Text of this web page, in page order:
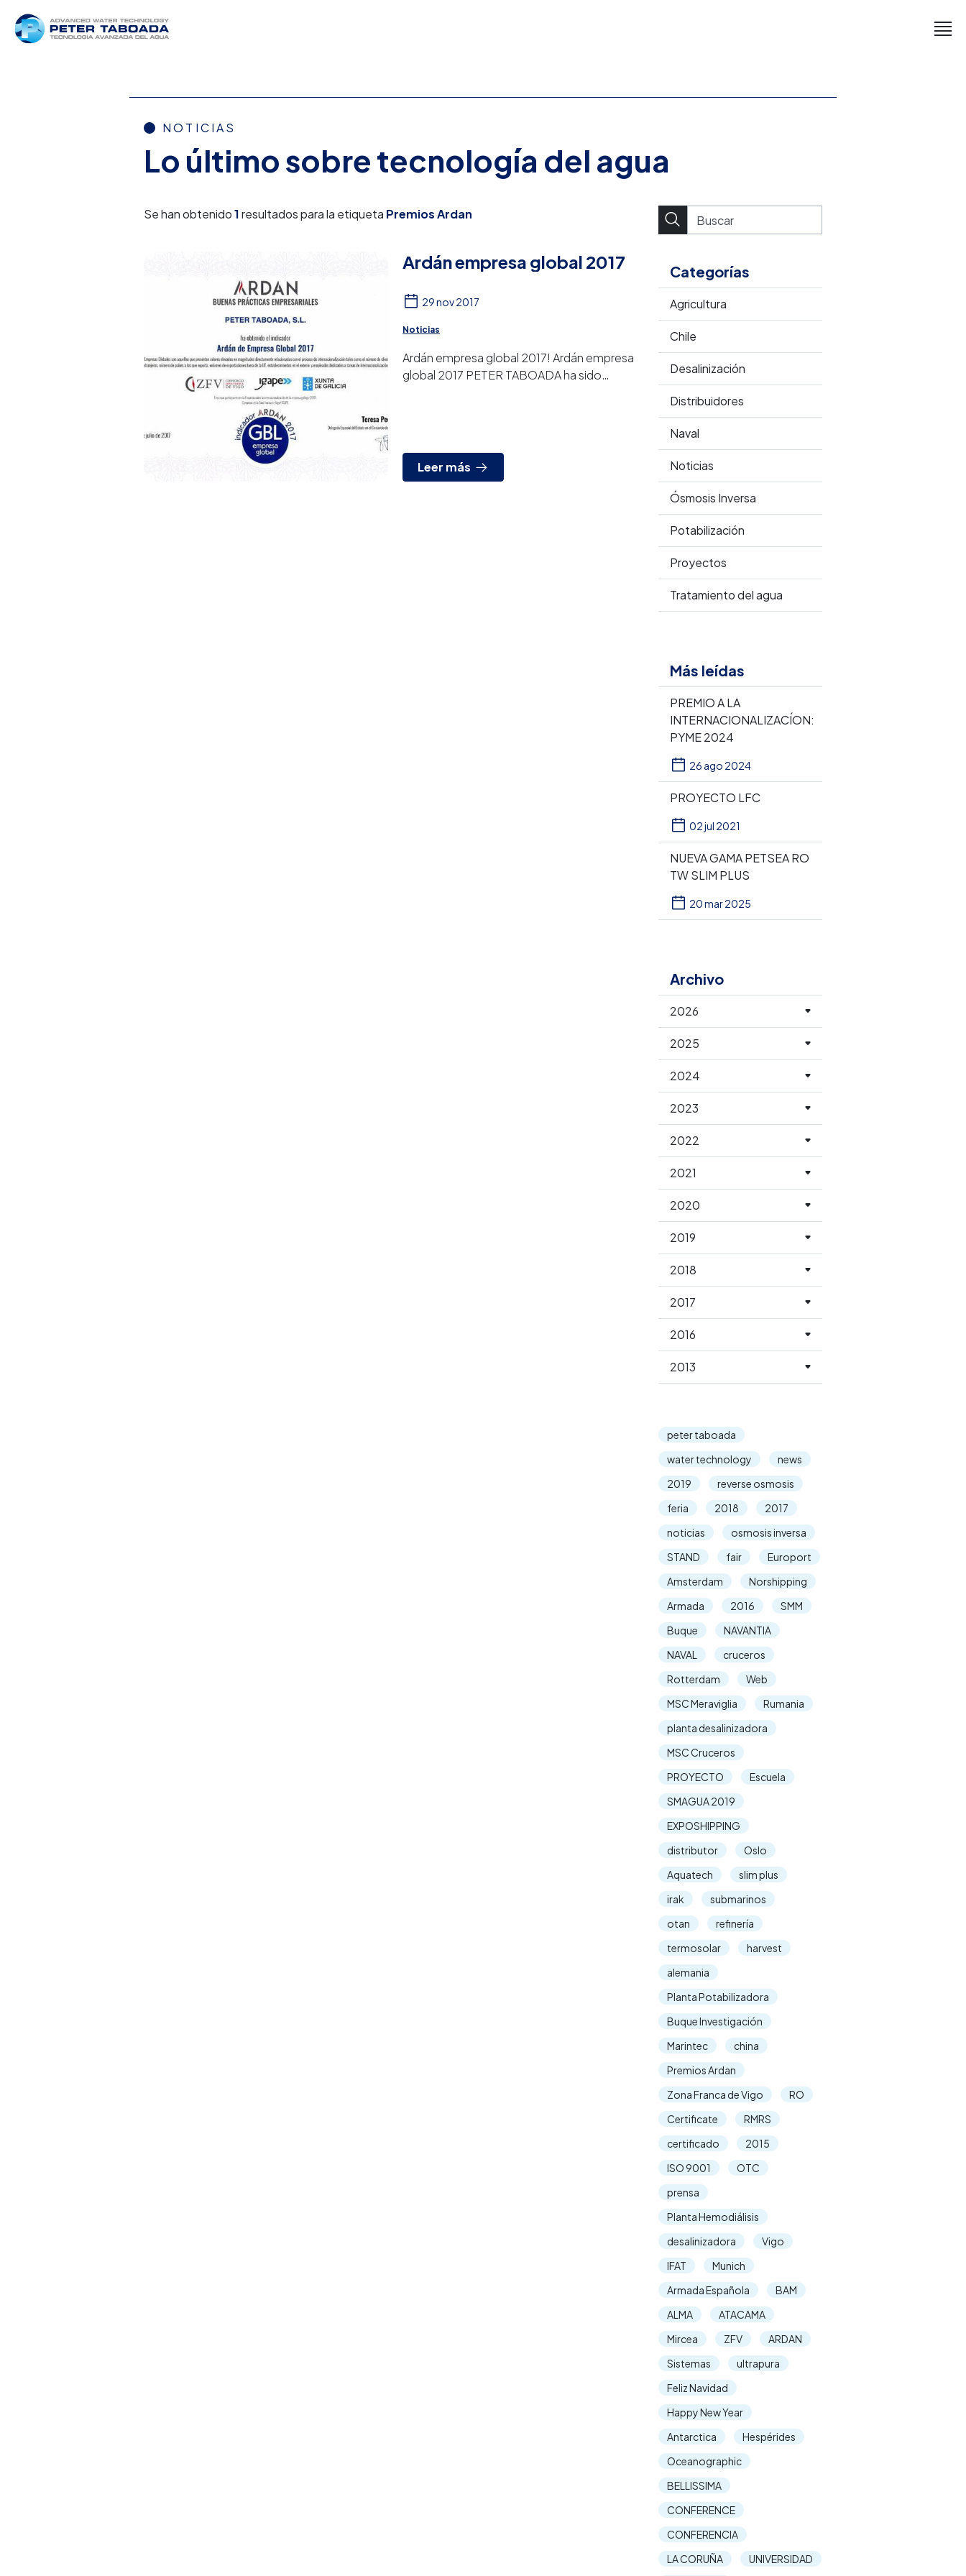
NOTICIAS
Lo último sobre tecnología del agua
Categorías
Agricultura
Chile
Desalinización
Distribuidores
Naval
Noticias
Ósmosis Inversa
Potabilización
Proyectos
Tratamiento del agua
Más leídas
PREMIO A LA
INTERNACIONALIZACÍON:
PYME 2024
26 ago 2024
PROYECTO LFC
02 jul 2021
NUEVA GAMA PETSEA RO
TW SLIM PLUS
20 mar 2025
Archivo
2026
2025
2024
2023
2022
2021
2020
2019
2018
2017
2016
2013
peter taboada
water technology
news
2019
reverse osmosis
feria
2018
2017
noticias
osmosis inversa
STAND
fair
Europort
Amsterdam
Norshipping
Armada
2016
SMM
Buque
NAVANTIA
NAVAL
cruceros
Rotterdam
Web
MSC Meraviglia
Rumania
planta desalinizadora
MSC Cruceros
PROYECTO
Escuela
SMAGUA 2019
EXPOSHIPPING
distributor
Oslo
Aquatech
slim plus
irak
submarinos
otan
refinería
termosolar
harvest
alemania
Planta Potabilizadora
Buque Investigación
Marintec
china
Premios Ardan
Zona Franca de Vigo
RO
Certificate
RMRS
certificado
2015
ISO 9001
OTC
prensa
Planta Hemodiálisis
desalinizadora
Vigo
IFAT
Munich
Armada Española
BAM
ALMA
ATACAMA
Mircea
ZFV
ARDAN
Sistemas
ultrapura
Feliz Navidad
Happy New Year
Antarctica
Hespérides
Oceanographic
BELLISSIMA
CONFERENCE
CONFERENCIA
LA CORUÑA
UNIVERSIDAD
Se han obtenido1resultados para la etiqueta Premios Ardan
Ardán empresa global 2017
29 nov 2017
Noticias
Ardán empresa global 2017! Ardán empresa
global 2017 PETER TABOADA ha sido
Leer más